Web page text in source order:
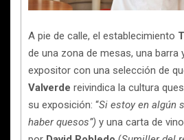
A pie de calle, el establecimiento
de una zona de mesas, una barra
expositor con una selección de
Valverde reivindica la cultura
su exposición: “Si estoy en algún
haber quesos”) y una carta de